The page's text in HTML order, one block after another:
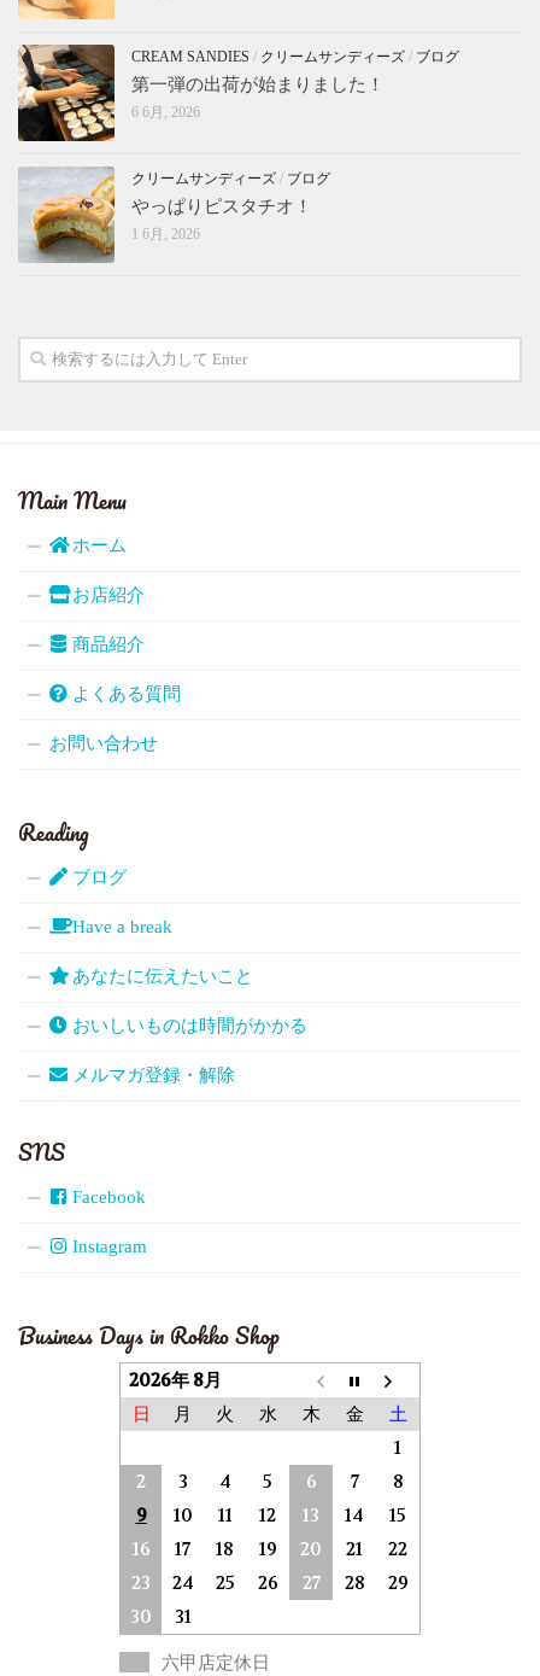
CREAM SANDIES / クリームサンディーズ / ブログ
第一弾の出荷が始まりました！
6 6月, 2026
クリームサンディーズ / ブログ
やっぱりピスタチオ！
1 6月, 2026
Main Menu
ホーム
お店紹介
商品紹介
よくある質問
お問い合わせ
Reading
ブログ
Have a break
あなたに伝えたいこと
おいしいものは時間がかかる
メルマガ登録・解除
SNS
Facebook
Instagram
Business Days in Rokko Shop
2026年 8月
日 月 火 水 木 金 土
1
2
3 4 5 6 7
8
9
10 11 12 13 14
15
16
17 18 19 20 21
22
23
24 25 26 27 28
29
30
31
六甲店定休日